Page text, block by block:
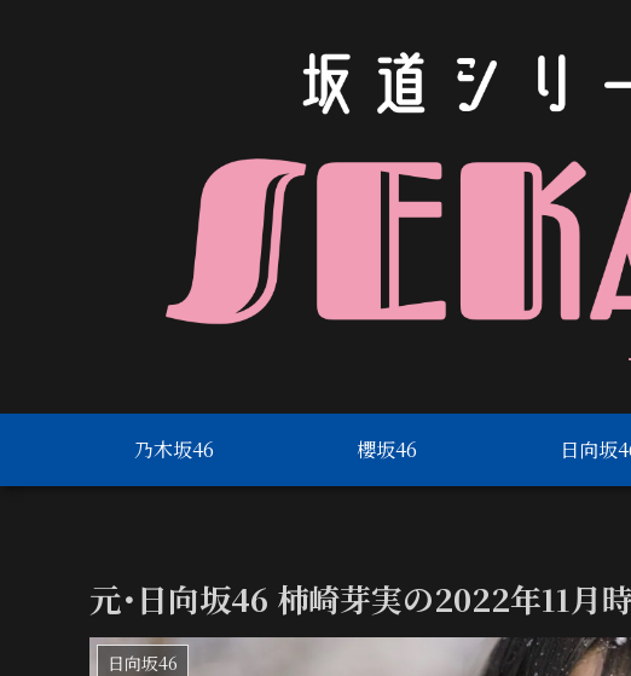
乃木坂46 櫻坂46 日向坂
元･日向坂46 柿崎芽実の2022年11月
日向坂46